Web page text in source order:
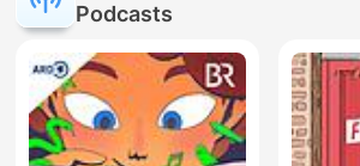
Podcasts